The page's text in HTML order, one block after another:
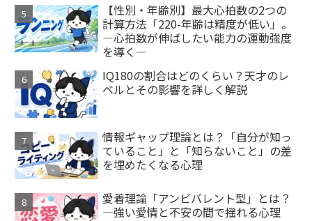
【性別・年齢別】最大心拍数の2つの
計算方法「220-年齢は精度が低い」。
―心拍数が伸ばしたい能力の運動強度
を導く―
IQ180の割合はどのくらい？天才のレ
ベルとその影響を詳しく解説
情報ギャップ理論とは？「自分が知っ
ていること」と「知らないこと」の差
を埋めたくなる心理
愛着理論「アンビバレント型」とは？
—強い愛情と不安の間で揺れる心理